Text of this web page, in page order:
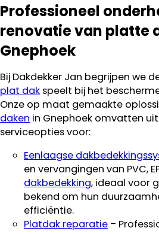
Professioneel
renovatie van platte
Gnephoek
Bij Dakdekker Jan begrijpen we
plat dak speelt bij het
Onze op maat gemaakte
daken in Gnephoek omvatten
serviceopties voor:
Eenlaagse
en vervangingen van PVC,
dakbedekking, ideaal voor
bekend om hun
efficiëntie.
Platdak reparatie –